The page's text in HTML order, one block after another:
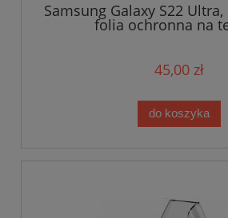
Samsung Galaxy S22
folia ochronna na
45,00 zł
do koszyka